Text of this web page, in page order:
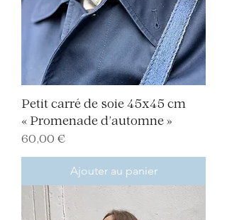
Petit carré de soie 45x45 cm
« Promenade d’automne »
Prix
60,00 €
Ajouter au panier